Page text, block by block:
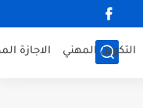
التكوين المهني الاجازة